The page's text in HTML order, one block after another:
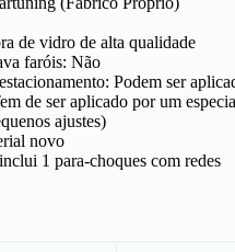
de vidro de alta qualidade
faróis: Não
Podem ser
de ser aplicado por um
ajustes)
novo
1 para-choques com redes